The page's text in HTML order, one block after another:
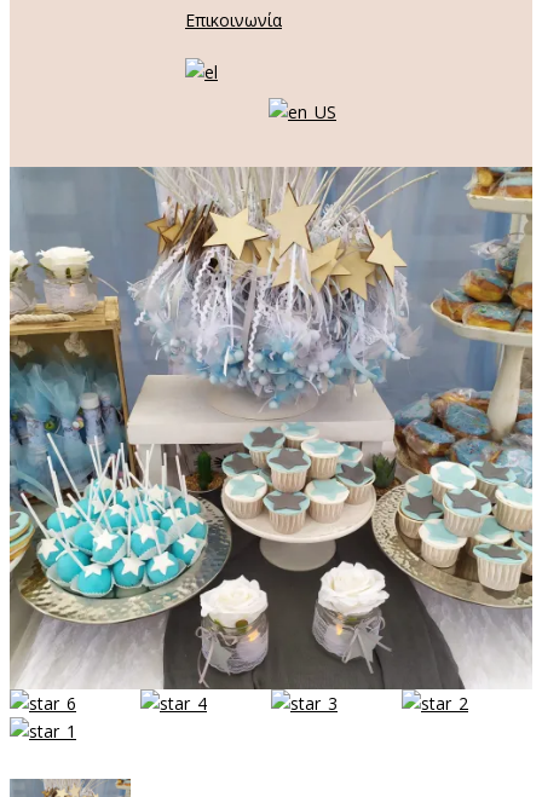
Επικοινωνία